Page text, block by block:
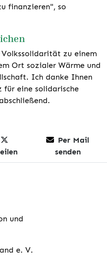
finanzieren", so
zu einem
Ort sozialer Wärme und
Ich danke Ihnen
für eine solidarische
Per Mail
senden
und
e. V.